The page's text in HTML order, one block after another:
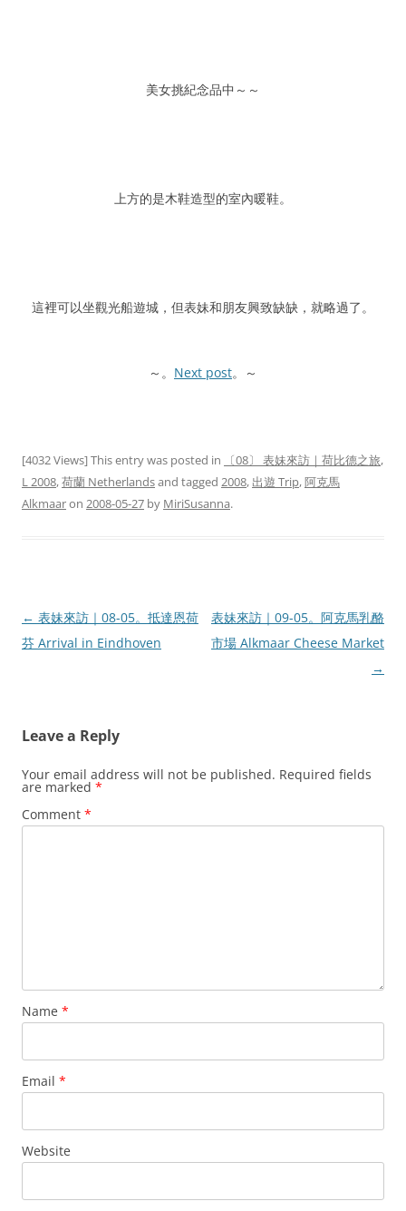
美女挑紀念品中～～
上方的是木鞋造型的室內暖鞋。
這裡可以坐觀光船遊城，但表妹和朋友興致缺缺，就略過了。
～。 Next post。～
[4032 Views] This entry was posted in 〔08〕 表妹來訪｜荷比德之旅,
L 2008,荷蘭 Netherlandsand tagged 2008, 出遊 Trip,阿克馬
Alkmaaron 2008-05-27 by MiriSusanna.
Post
navigation
← 表妹來訪｜08-05。抵達恩荷
芬 Arrival in Eindhoven
表妹來訪｜09-05。阿克馬乳酪
市場 Alkmaar Cheese Market
→
Leave a Reply
Your email address will not be published. Required fields
are marked *
Comment *
Name *
Email *
Website